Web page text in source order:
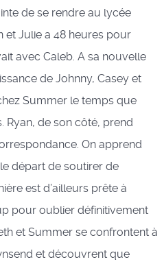
de se rendre au lycée
Julie a 48 heures pour
avec Caleb. A sa nouvelle
de Johnny, Casey et
Summer le temps que
Ryan, de son côté, prend
On apprend
départ de soutirer de
est d’ailleurs prête à
pour oublier définitivement
et Summer se confrontent à
et découvrent que